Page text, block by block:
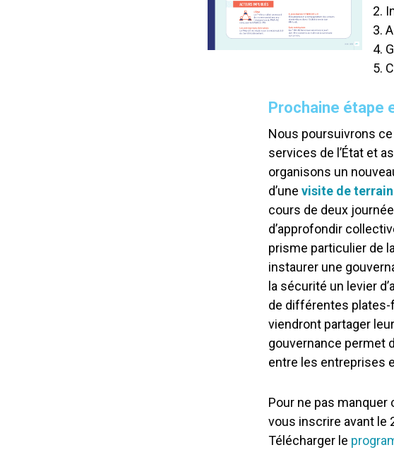
2.
3.
4.
5.
Prochaine étape
Nous poursuivrons
services de l’État et
organisons un
d’une visite de terrain
cours de deux
d’approfondir
prisme particulier de la
instaurer une
la sécurité un levier
de différentes plates-
viendront partager
gouvernance permet
entre les entreprises
Pour ne pas
vous inscrire avant le
Télécharger le